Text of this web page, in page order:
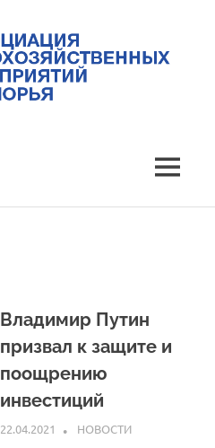
MENU
Владимир Путин
призвал к защите и
поощрению
инвестиций
22.04.2021 ARPP
НОВОСТИ